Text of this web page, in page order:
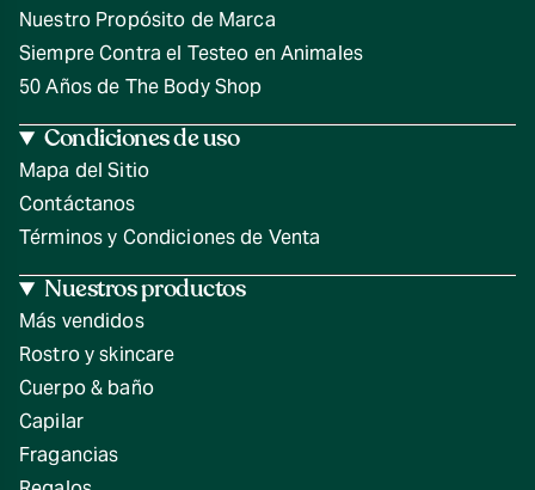
Nuestro Propósito de Marca
Siempre Contra el Testeo en Animales
50 Años de The Body Shop
Condiciones de uso
Mapa del Sitio
Contáctanos
Términos y Condiciones de Venta
Nuestros productos
Más vendidos
Rostro y skincare
Cuerpo & baño
Capilar
Fragancias